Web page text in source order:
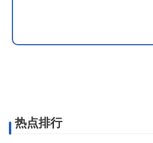
热点排行